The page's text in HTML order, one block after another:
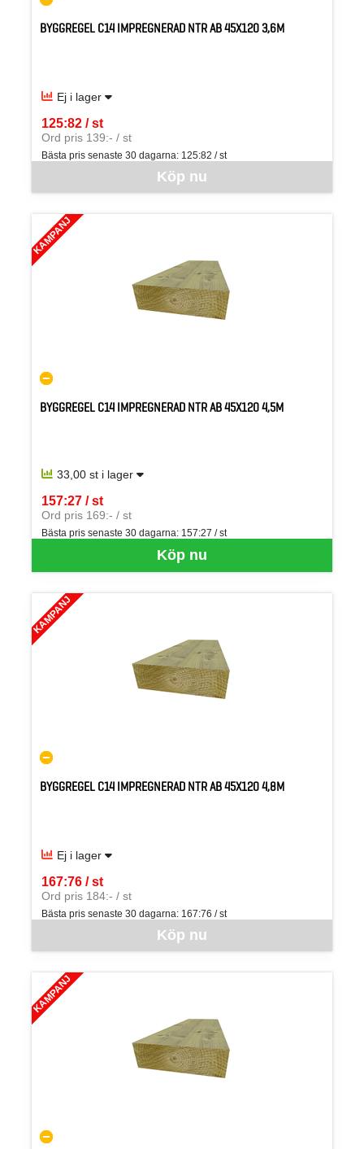
BYGGREGEL C14 IMPREGNERAD NTR AB 45X120 3,6M
Ej i lager
Köp nu
125:82 / st
SEK per ST
Ord pris 139:- / st
Bästa pris senaste 30 dagarna: 125:82 / st
KAMPANJ
BYGGREGEL C14 IMPREGNERAD NTR AB 45X120 4,5M
33,00 st i lager
Köp nu
157:27 / st
SEK per ST
Ord pris 169:- / st
Bästa pris senaste 30 dagarna: 157:27 / st
KAMPANJ
BYGGREGEL C14 IMPREGNERAD NTR AB 45X120 4,8M
Ej i lager
Köp nu
167:76 / st
SEK per ST
Ord pris 184:- / st
Bästa pris senaste 30 dagarna: 167:76 / st
KAMPANJ